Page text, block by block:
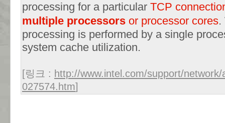
processing for a particular TCP
multiple processors or processor cores.
processing is performed by a single
system cache utilization.
[링크 : http://www.intel.com/support/
027574.htm]